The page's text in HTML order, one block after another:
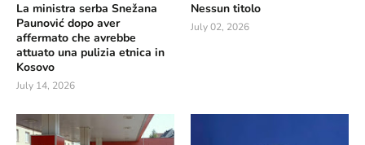
La ministra serba Snežana
Paunović dopo aver
affermato che avrebbe
attuato una pulizia etnica in
Kosovo
July 14, 2026
Nessun titolo
July 02, 2026